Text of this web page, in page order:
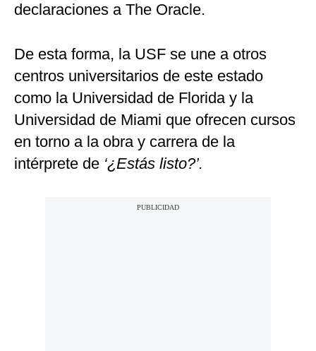
declaraciones a The Oracle.
De esta forma, la USF se une a otros
centros universitarios de este estado
como la Universidad de Florida y la
Universidad de Miami que ofrecen cursos
en torno a la obra y carrera de la
intérprete de ‘¿Estás listo?’.